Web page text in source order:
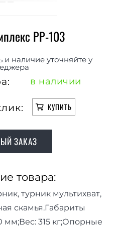
РР-103
и наличие уточняйте у
в наличии
КУПИТЬ
ЗАКАЗ
товара:
турник мультихват,
скамья.Габариты
мм;Вес: 315 кг;Опорные